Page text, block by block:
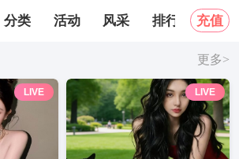
充值
分类 活动 风采 排行榜 关
更多>
LIVE LIVE